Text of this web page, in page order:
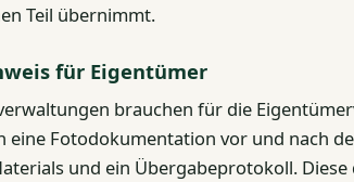
Teil übernimmt.
für Eigentümer
brauchen für die
eine Fotodokumentation vor und nach
und ein Übergabeprotokoll.